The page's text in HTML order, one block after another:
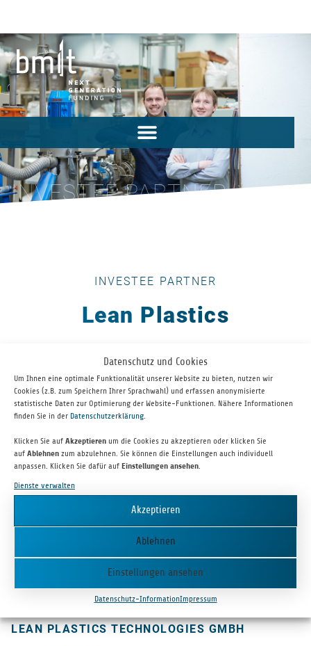
Datenschutz und Cookies
Um Ihnen eine optimale Funktionalität unserer Website zu bieten, nutzen wir
Cookies (z.B. zum Speichern Ihrer Sprachwahl) und erfassen anonymisierte
statistische Daten zur Optimierung der Website-Funktionen. Nähere Informationen
finden Sie in der Datenschutzerklärung
Klicken Sie auf Akzeptieren um die Cookies zu akzeptieren oder klicken Sie
auf Ablehnen zum abzulehnen. Sie können die Einstellungen auch individuell
anpassen. Klicken Sie dafür auf Einstellungen ansehen
Dienste verwalten
Akzeptieren
Ablehnen
Einstellungen ansehen
Datenschutz-InformationImpressum
INVESTEE PARTNER
INVESTEE PARTNER
Lean Plastics
LEAN PLA­S­TICS TECH­NO­LO­GIES GMBH
LPT stellt Kunst­stoff­pul­ver für den 3D-Druck her. Danke dem ein­
unge­kannte Preis-Leis­tungs­ver­hält­nisse erreicht wer­den. Kunst­
stoffe, die als nicht ver­ar­bei­tet oder zu teuer gal­ten, kön­nen nun
LTP ska­liert die Pro­duk­tion mas­siv, um der Nach­frage gerecht zu